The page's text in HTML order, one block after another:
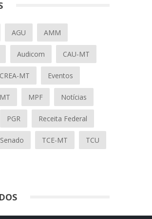
AGU AMM
Audicom CAU-MT
CREA-MT Eventos
MPF Notícias
PGR Receita Federal
Senado TCE-MT TCU